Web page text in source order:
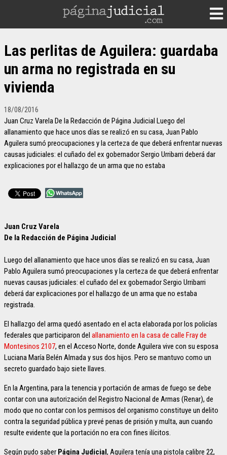
Las perlitas de Aguilera: guardaba
un arma no registrada en su
vivienda
18/08/2016
Juan Cruz Varela De la Redacción de Página Judicial Luego del
allanamiento que hace unos días se realizó en su casa, Juan Pablo
Aguilera sumó preocupaciones y la certeza de que deberá enfrentar nuevas
causas judiciales: el cuñado del ex gobernador Sergio Urribarri deberá dar
explicaciones por el hallazgo de un arma que no estaba
Juan Cruz Varela
De la Redacción de Página Judicial
Luego del allanamiento que hace unos días se realizó en su casa, Juan
Pablo Aguilera sumó preocupaciones y la certeza de que deberá enfrentar
nuevas causas judiciales: el cuñado del ex gobernador Sergio Urribarri
deberá dar explicaciones por el hallazgo de un arma que no estaba
registrada.
El hallazgo del arma quedó asentado en el acta elaborada por los policías
federales que participaron del allanamiento en la casa de calle Fray de
Montesinos 2107, en el Acceso Norte, donde Aguilera vive con su esposa
Luciana María Belén Almada y sus dos hijos. Pero se mantuvo como un
secreto guardado bajo siete llaves.
En la Argentina, para la tenencia y portación de armas de fuego se debe
contar con una autorización del Registro Nacional de Armas (Renar), de
modo que no contar con los permisos del organismo constituye un delito
contra la seguridad pública y prevé penas de prisión y multa, aun cuando
resulte evidente que la portación no era con fines ilícitos.
Según pudo saber Página Judicial, Aguilera tenía una pistola calibre 22,